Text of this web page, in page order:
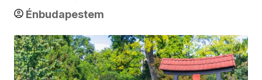
Énbudapestem